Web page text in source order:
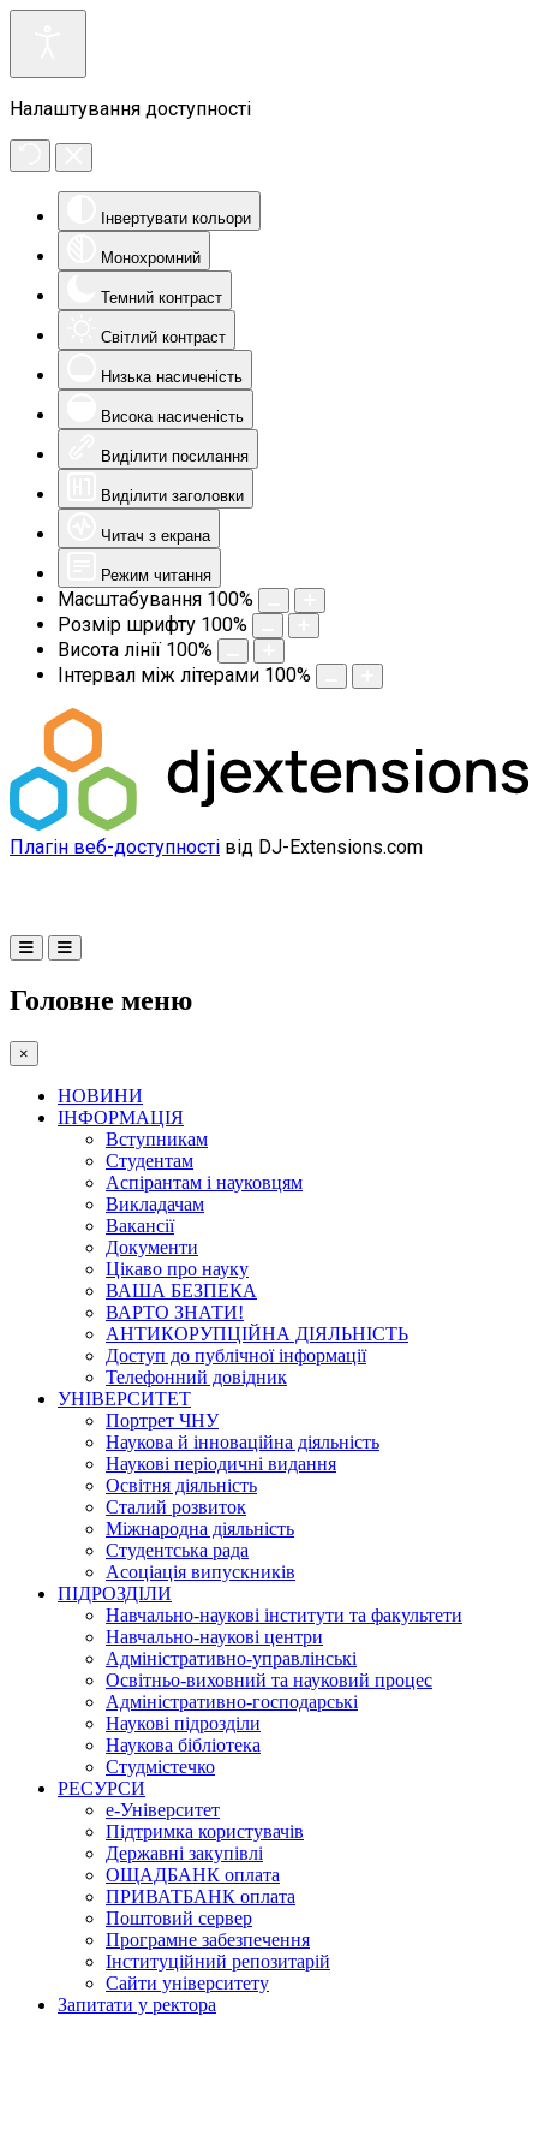
Налаштування доступності
Інвертувати кольори
Монохромний
Темний контраст
Світлий контраст
Низька насиченість
Висока насиченість
Виділити посилання
Виділити заголовки
Читач з екрана
Режим читання
Масштабування 100%
Розмір шрифту 100%
Висота лінії 100%
Інтервал між літерами 100%
Плагін веб-доступності від DJ-Extensions.com
Головне меню
×
НОВИНИ
ІНФОРМАЦІЯ
Вступникам
Студентам
Аспірантам і науковцям
Викладачам
Вакансії
Документи
Цікаво про науку
ВАША БЕЗПЕКА
ВАРТО ЗНАТИ!
АНТИКОРУПЦІЙНА ДІЯЛЬНІСТЬ
Доступ до публічної інформації
Телефонний довідник
УНІВЕРСИТЕТ
Портрет ЧНУ
Наукова й інноваційна діяльність
Наукові періодичні видання
Освітня діяльність
Сталий розвиток
Міжнародна діяльність
Студентська рада
Асоціація випускників
ПІДРОЗДІЛИ
Навчально-наукові інститути та факультети
Навчально-наукові центри
Адміністративно-управлінські
Освітньо-виховний та науковий процес
Адміністративно-господарські
Наукові підрозділи
Наукова бібліотека
Студмістечко
РЕСУРСИ
е-Університет
Підтримка користувачів
Державні закупівлі
ОЩАДБАНК оплата
ПРИВАТБАНК оплата
Поштовий сервер
Програмне забезпечення
Інституційний репозитарій
Сайти університету
Запитати у ректора